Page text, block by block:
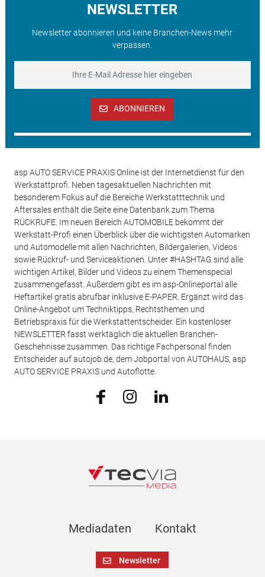
NEWSLETTER
Newsletter abonnieren und keine Branchen-News mehr
verpassen.
ABONNIEREN
asp AUTO SERVICE PRAXIS Online ist der Internetdienst für den
Werkstattprofi. Neben tagesaktuellen Nachrichten mit
besonderem Fokus auf die Bereiche Werkstatttechnik und
Aftersales enthält die Seite eine Datenbank zum Thema
RÜCKRUFE. Im neuen Bereich AUTOMOBILE bekommt der
Werkstatt-Profi einen Überblick über die wichtigsten Automarken
und Automodelle mit allen Nachrichten, Bildergalerien, Videos
sowie Rückruf- und Serviceaktionen. Unter #HASHTAG sind alle
wichtigen Artikel, Bilder und Videos zu einem Themenspecial
zusammengefasst. Außerdem gibt es im asp-Onlineportal alle
Heftartikel gratis abrufbar inklusive E-PAPER. Ergänzt wird das
Online-Angebot um Techniktipps, Rechtsthemen und
Betriebspraxis für die Werkstattentscheider. Ein kostenloser
NEWSLETTER fasst werktäglich die aktuellen Branchen-
Geschehnisse zusammen. Das richtige Fachpersonal finden
Entscheider auf autojob.de, dem Jobportal von AUTOHAUS, asp
AUTO SERVICE PRAXIS und Autoflotte.
Mediadaten Kontakt
Newsletter